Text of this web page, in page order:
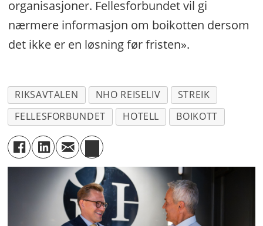
organisasjoner. Fellesforbundet vil gi
nærmere informasjon om boikotten dersom
det ikke er en løsning før fristen».
RIKSAVTALEN NHO REISELIV
STREIK
FELLESFORBUNDET
HOTELL BOIKOTT